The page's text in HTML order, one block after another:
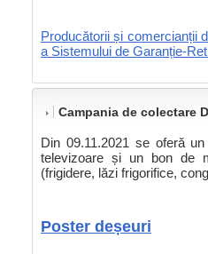
Producătorii și comercianții
a Sistemului de Garanție-
Campania de colectare
Din 09.11.2021 se oferă
televizoare și un bon de
(frigidere, lăzi frigorifice,
Poster deșeuri